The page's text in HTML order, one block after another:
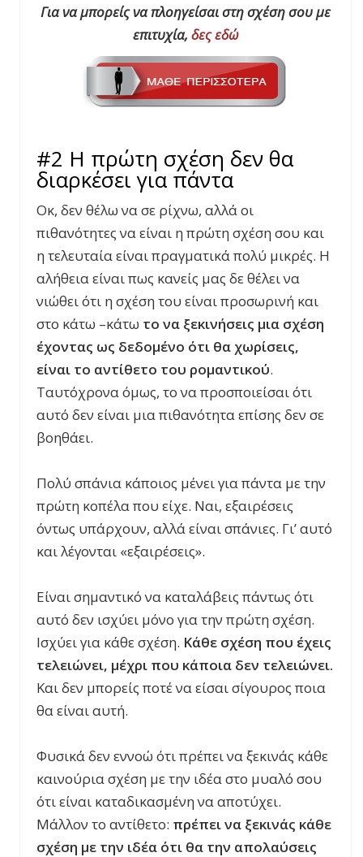
Για να μπορείς να πλοηγείσαι στη σχέση σου με
επιτυχία, δες εδώ
#2 Η πρώτη σχέση δεν θα
διαρκέσει για πάντα
Οκ, δεν θέλω να σε ρίχνω, αλλά οι
πιθανότητες να είναι η πρώτη σχέση σου και
η τελευταία είναι πραγματικά πολύ μικρές. Η
αλήθεια είναι πως κανείς μας δε θέλει να
νιώθει ότι η σχέση του είναι προσωρινή και
στο κάτω –κάτω το να ξεκινήσεις μια σχέση
έχοντας ως δεδομένο ότι θα χωρίσεις,
είναι το αντίθετο του ρομαντικού.
Ταυτόχρονα όμως, το να προσποιείσαι ότι
αυτό δεν είναι μια πιθανότητα επίσης δεν σε
βοηθάει.
Πολύ σπάνια κάποιος μένει για πάντα με την
πρώτη κοπέλα που είχε. Ναι, εξαιρέσεις
όντως υπάρχουν, αλλά είναι σπάνιες. Γι’ αυτό
και λέγονται «εξαιρέσεις».
Είναι σημαντικό να καταλάβεις πάντως ότι
αυτό δεν ισχύει μόνο για την πρώτη σχέση.
Ισχύει για κάθε σχέση. Κάθε σχέση που έχεις
τελειώνει, μέχρι που κάποια δεν τελειώνει.
Και δεν μπορείς ποτέ να είσαι σίγουρος ποια
θα είναι αυτή.
Φυσικά δεν εννοώ ότι πρέπει να ξεκινάς κάθε
καινούρια σχέση με την ιδέα στο μυαλό σου
ότι είναι καταδικασμένη να αποτύχει.
Μάλλον το αντίθετο: πρέπει να ξεκινάς κάθε
σχέση με την ιδέα ότι θα την απολαύσεις